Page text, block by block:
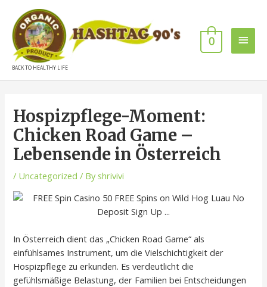
BACK TO HEALTHY LIFE
0
Hospizpflege-Moment:
Chicken Road Game –
Lebensende in Österreich
/ Uncategorized / By shrivivi
In Österreich dient das „Chicken Road Game“ als
einfühlsames Instrument, um die Vielschichtigkeit der
Hospizpflege zu erkunden. Es verdeutlicht die
gefühlsmäßige Belastung, der Familien bei Entscheidungen